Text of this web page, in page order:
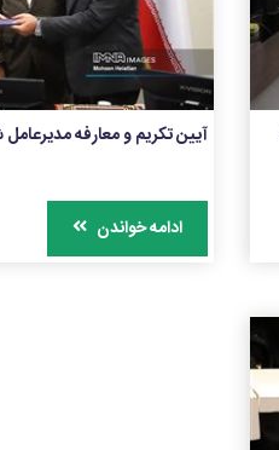
آیین تکریم و معارفه
ادامه خواندن